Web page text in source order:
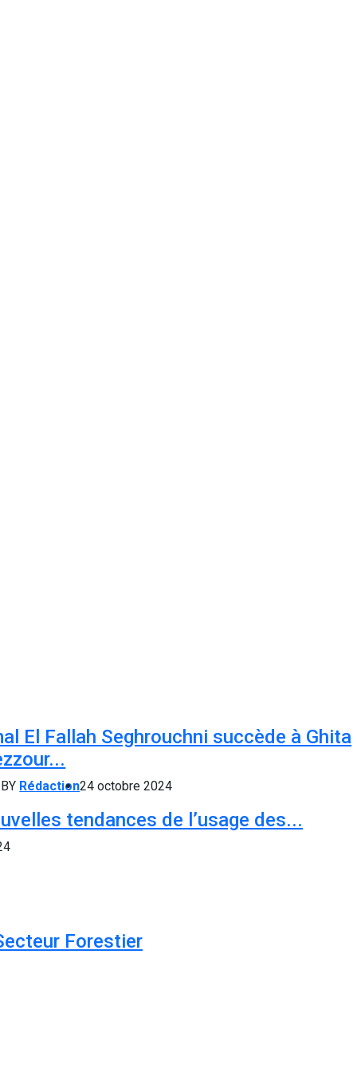
El Fallah Seghrouchni succède à Ghita
BY Rédaction24 octobre 2024
tendances de l’usage des...
Forestier